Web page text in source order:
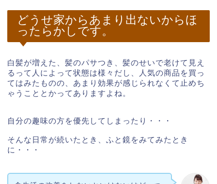
どうせ家からあまり出ないからほ
ったらかしです。
白髪が増えた、髪のパサつき、髪のせいで老けて見え
るって人によって状態は様々だし、人気の商品を買っ
てはみたものの、あまり効果が感じられなくて止めち
ゃうこととかってありますよね。
自分の趣味の方を優先してしまったり・・・
そんな日常が続いたとき、ふと鏡をみてみたとき
に・・・